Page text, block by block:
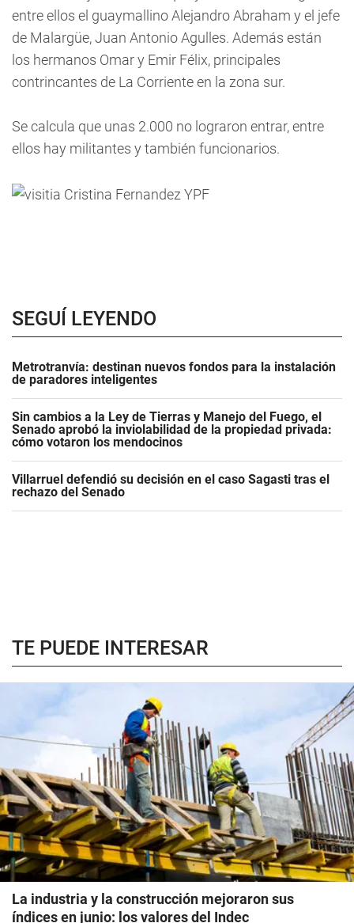
entre ellos el guaymallino Alejandro Abraham y el jefe
de Malargüe, Juan Antonio Agulles. Además están
los hermanos Omar y Emir Félix, principales
contrincantes de La Corriente en la zona sur.
Se calcula que unas 2.000 no lograron entrar, entre
ellos hay militantes y también funcionarios.
SEGUÍ LEYENDO
Metrotranvía: destinan nuevos fondos para la instalación
de paradores inteligentes
Sin cambios a la Ley de Tierras y Manejo del Fuego, el
Senado aprobó la inviolabilidad de la propiedad privada:
cómo votaron los mendocinos
Villarruel defendió su decisión en el caso Sagasti tras el
rechazo del Senado
TE PUEDE INTERESAR
La industria y la construcción mejoraron sus
índices en junio: los valores del Indec